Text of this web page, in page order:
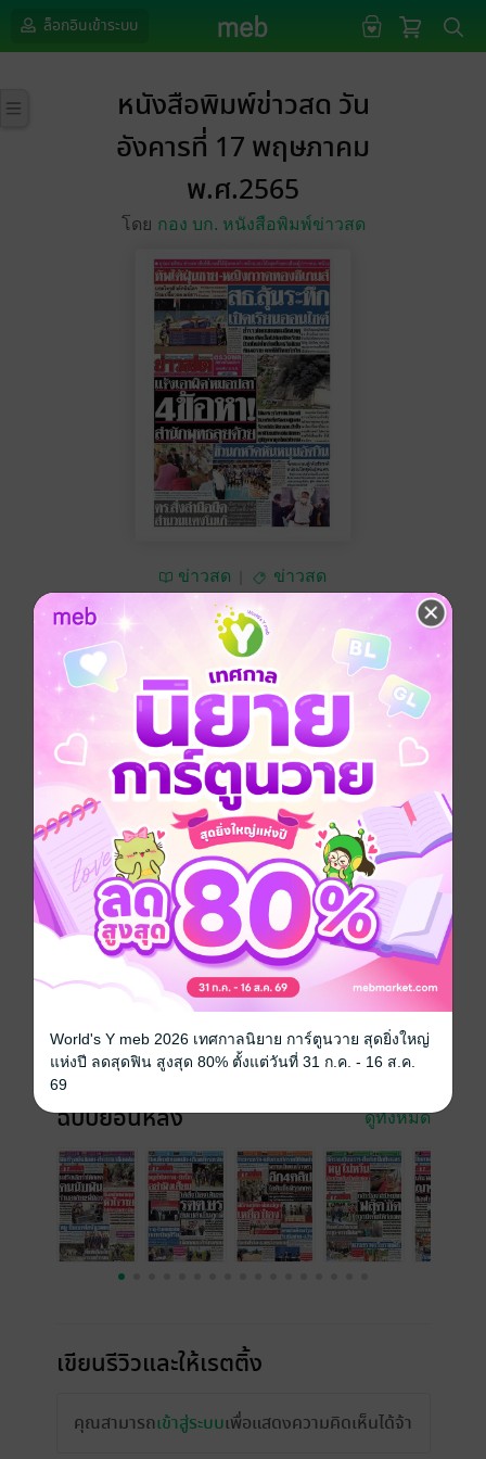
ล็อกอินเข้าระบบ
หนังสือพิมพ์ข่าวสด วัน
อังคารที่ 17 พฤษภาคม
พ.ศ.2565
โดย กอง บก. หนังสือพิมพ์ข่าวสด
ข่าวสด ข่าวสด
ซื้อ 10 บาท
No Rating
อยากได้ ซื้อเป็นของขวัญ ติดตาม แชร์
หนังสือพิมพ์ข่าวสด วันอังคารที่ 17 พฤษภาคม พ.ศ.2565
ประเภทไฟล์ pdf
16 พฤษภาคม 2565
16 หน้า
ราคาปก 10 บาท
ฉบับย้อนหลัง ดูทั้งหมด
เขียนรีวิวและให้เรตติ้ง
คุณสามารถเข้าสู่ระบบเพื่อแสดงความคิดเห็นได้จ้า
World's Y meb 2026 เทศกาลนิยาย การ์ตูนวาย สุดยิ่งใหญ่
แห่งปี ลดสุดฟิน สูงสุด 80% ตั้งแต่วันที่ 31 ก.ค. - 16 ส.ค.
69